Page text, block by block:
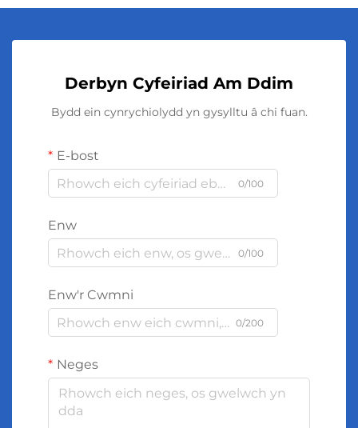
Derbyn Cyfeiriad Am Ddim
Bydd ein cynrychiolydd yn gysylltu â chi fuan.
E-bost
0/100
Enw
0/100
Enw'r Cwmni
0/200
Neges